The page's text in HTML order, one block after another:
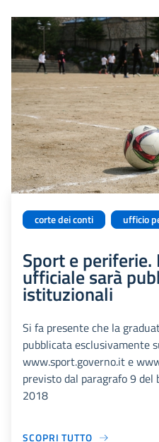
corte dei conti ufficio
Sport e
ufficiale sarà
istituzionali
Si fa presente che la
pubblicata esclusivamente
www.sport.governo.it e
previsto dal paragrafo 9 del
2018
SCOPRI TUTTO